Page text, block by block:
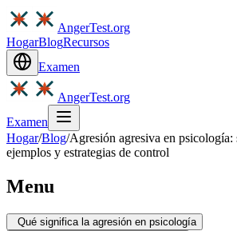
AngerTest.org
HogarBlogRecursos
Examen
AngerTest.org
Examen
Hogar/Blog/Agresión agresiva en
ejemplos y estrategias de control
Menu
Qué significa la agresión en psicología